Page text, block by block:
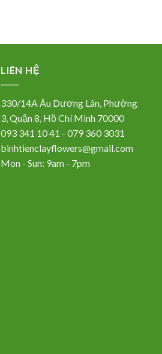
LIÊN HỆ
330/14A Âu Dương Lân, Phường
3, Quận 8, Hồ Chí Minh 70000
093 341 10 41 - 079 360 3031
binhtienclayflowers@gmail.com
Mon - Sun: 9am - 7pm